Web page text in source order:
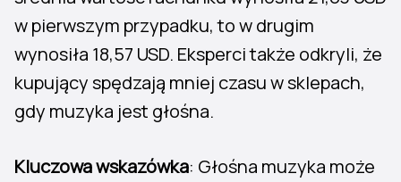
w pierwszym przypadku, to w drugim
wynosiła 18,57 USD. Eksperci także odkryli, że
kupujący spędzają mniej czasu w sklepach,
gdy muzyka jest głośna.
Kluczowa wskazówka: Głośna muzyka może